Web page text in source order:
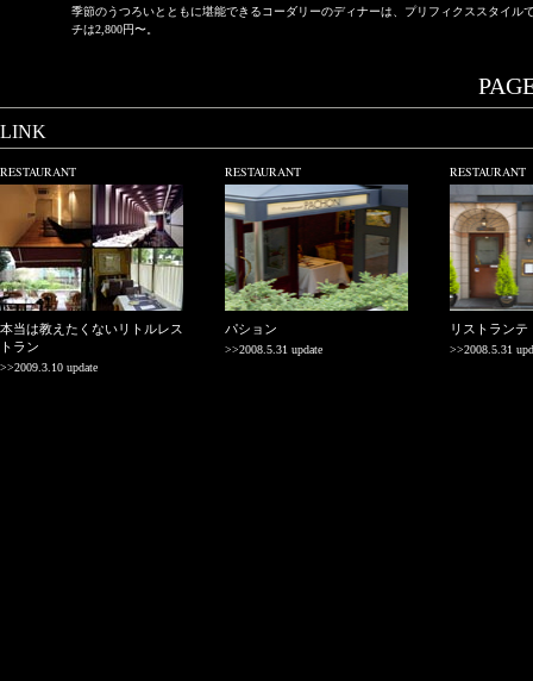
季節のうつろいとともに堪能できるコーダリーのディナーは、プリフィクススタイル
チは2,800円〜。
LINK
RESTAURANT
本当は教えたくないリトルレス
トラン
>>2009.3.10 update
RESTAURANT
パション
>>2008.5.31 update
RESTAURANT
リストランテ
>>2008.5.31